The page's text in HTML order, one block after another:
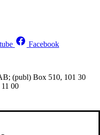
Facebook
(publ) Box 510, 101 30
00